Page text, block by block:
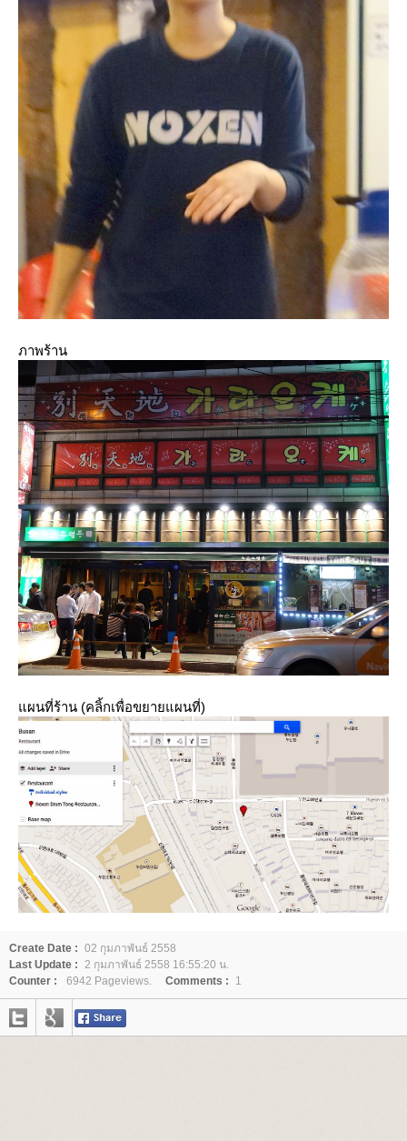
ภาพร้าน
ผนที่ร้าน (คลิ้กเพื่อขยายแผนที่)
Create Date : 02 กุมภาพันธ์ 2558
Last Update : 2 กุมภาพันธ์ 2558 16:55:20 น.
Counter :
6942 Pageviews. Comments : 1